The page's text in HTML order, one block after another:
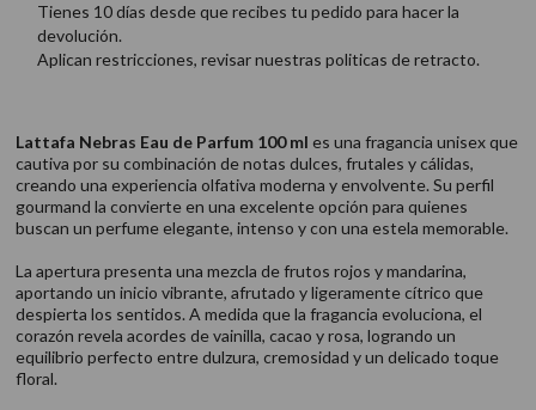
Tienes 10 días desde que recibes tu pedido para hacer la
devolución.
Aplican restricciones, revisar nuestras politicas de retracto.
Lattafa Nebras Eau de Parfum 100 ml es una fragancia unisex que
cautiva por su combinación de notas dulces, frutales y cálidas,
creando una experiencia olfativa moderna y envolvente. Su perfil
gourmand la convierte en una excelente opción para quienes
buscan un perfume elegante, intenso y con una estela memorable.
La apertura presenta una mezcla de frutos rojos y mandarina,
aportando un inicio vibrante, afrutado y ligeramente cítrico que
despierta los sentidos. A medida que la fragancia evoluciona, el
corazón revela acordes de vainilla, cacao y rosa, logrando un
equilibrio perfecto entre dulzura, cremosidad y un delicado toque
floral.